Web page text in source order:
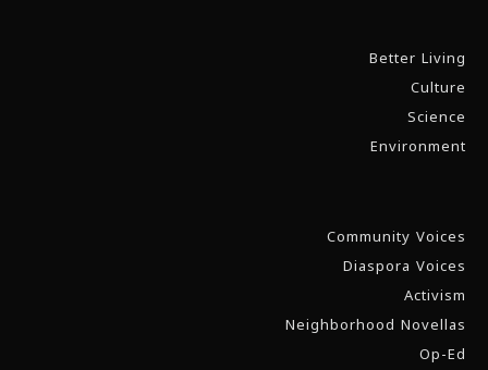
Better Living
Culture
Science
Environment
Community Voices
Diaspora Voices
Activism
Neighborhood Novellas
Op-Ed